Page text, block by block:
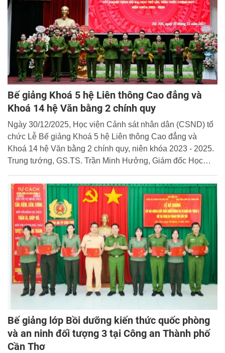
Bế giảng Khoá 5 hệ Liên thông Cao đẳng và
Khoá 14 hệ Văn bằng 2 chính quy
Ngày 30/12/2025, Học viện Cảnh sát nhân dân (CSND) tổ
chức Lễ Bế giảng Khoá 5 hệ Liên thông Cao đẳng và
Khoá 14 hệ Văn bằng 2 chính quy, niên khóa 2023 - 2025.
Trung tướng, GS.TS. Trần Minh Hưởng, Giám đốc Học
Bế giảng lớp Bồi dưỡng kiến thức quốc phòng
và an ninh đối tượng 3 tại Công an Thành phố
Cần Thơ